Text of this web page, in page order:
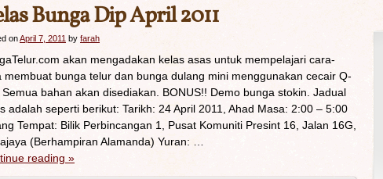
Bunga Dip April 2011
onApril 7, 2011 by farah
akan mengadakan kelas asas untuk mempelajari cara-
membuat bunga telur dan bunga dulang mini menggunakan cecair Q-
Semua bahan akan disediakan. BONUS!! Demo bunga stokin. Jadual
adalah seperti berikut: Tarikh: 24 April 2011, Ahad Masa: 2:00 – 5:00
Tempat: Bilik Perbincangan 1, Pusat Komuniti Presint 16, Jalan 16G,
(Berhampiran Alamanda) Yuran: …
reading »